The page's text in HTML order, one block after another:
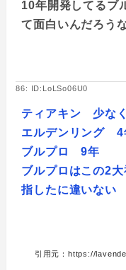
10年開発してるブ
て面白いんだろう
86: ID:LoLSo06U0
ティアキン 少な
エルデンリング 4
ブルプロ 9年
ブルプロはこの2
指したに違いない
引用元：https://